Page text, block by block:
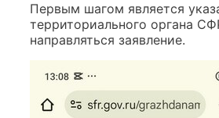
Первым шагом является
территориального органа
направляться заявление.